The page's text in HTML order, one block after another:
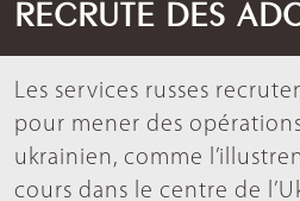
RECRUTE DES
Les services russes
pour mener des
ukrainien, comme
cours dans le centre de